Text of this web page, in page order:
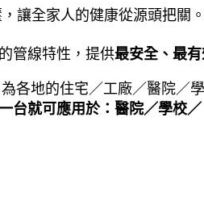
讓全家人的健康從源頭把關。
管線特性，提供最安全、最
為各地的住宅／工廠／醫院／
台就可應用於：醫院／學校